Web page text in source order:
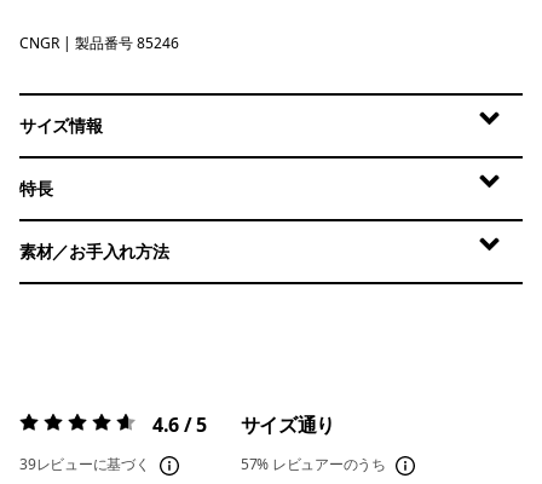
Canopy Green
CNGR | 製品番号 85246
サイズ情報
特長
素材／お手入れ方法
評価:4.6 / 5 4.6 / 5
39レビューに基づく
サイズ通り
57% レビュアーのうち